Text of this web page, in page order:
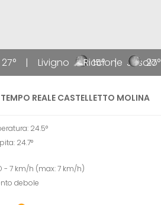
27° Livigno 15° Jesolo
Riccione 27°
REALE CASTELLETTO MOLINA
24.5°
24.7°
- 7 km/h (max: 7 km/h)
debole